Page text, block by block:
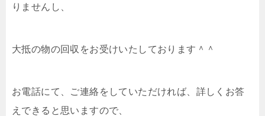
りませんし、
大抵の物の回収をお受けいたしております＾＾
お電話にて、ご連絡をしていただければ、詳しくお答
えできると思いますので、